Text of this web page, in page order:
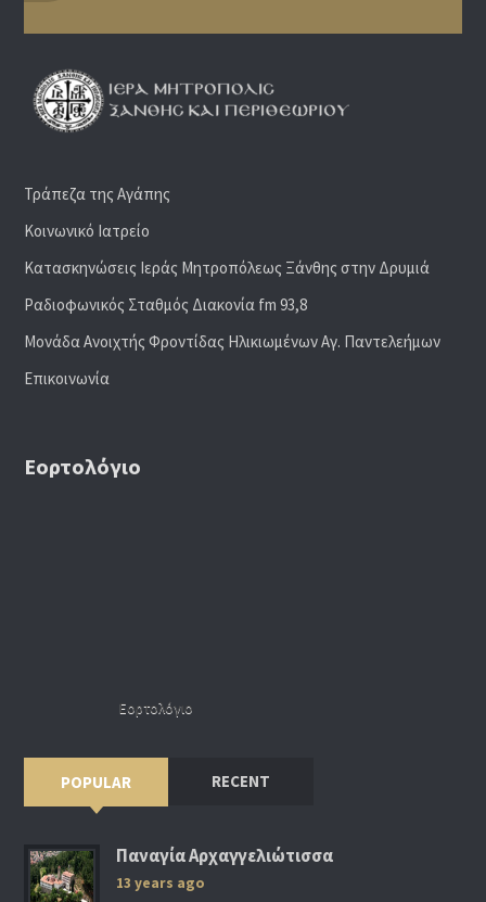
Τράπεζα της Αγάπης
Κοινωνικό Ιατρείο
Κατασκηνώσεις Ιεράς Μητροπόλεως Ξάνθης στην Δρυμιά
Ραδιoφωνικός Σταθμός Διακονία fm 93,8
Μονάδα Ανοιχτής Φροντίδας Ηλικιωμένων Αγ. Παντελεήμων
Επικοινωνία
Εορτολόγιο
Εορτολόγιο
POPULAR RECENT
Παναγία Αρχαγγελιώτισσα
13 years ago